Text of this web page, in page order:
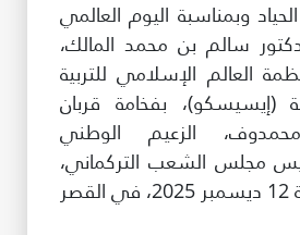
للإيسيسكو. جميع الحقوق محفوظة.
شروط الاستخدام
سياسة الخصوصية
وبمناسبة اليوم العالمي
سالم بن محمد المالك،
العالم الإسلامي للتربية
(إيسيسكو)، بفخامة قربان
الزعيم الوطني
مجلس الشعب التركماني،
وذلك يوم الجمعة 12 ديسمبر 2025، في القصر